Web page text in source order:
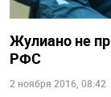
Жулиано не
РФС
2 ноября 2016, 08:42